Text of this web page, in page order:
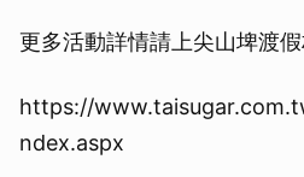
更多活動詳情請上尖山埤渡
https://
ndex.aspx